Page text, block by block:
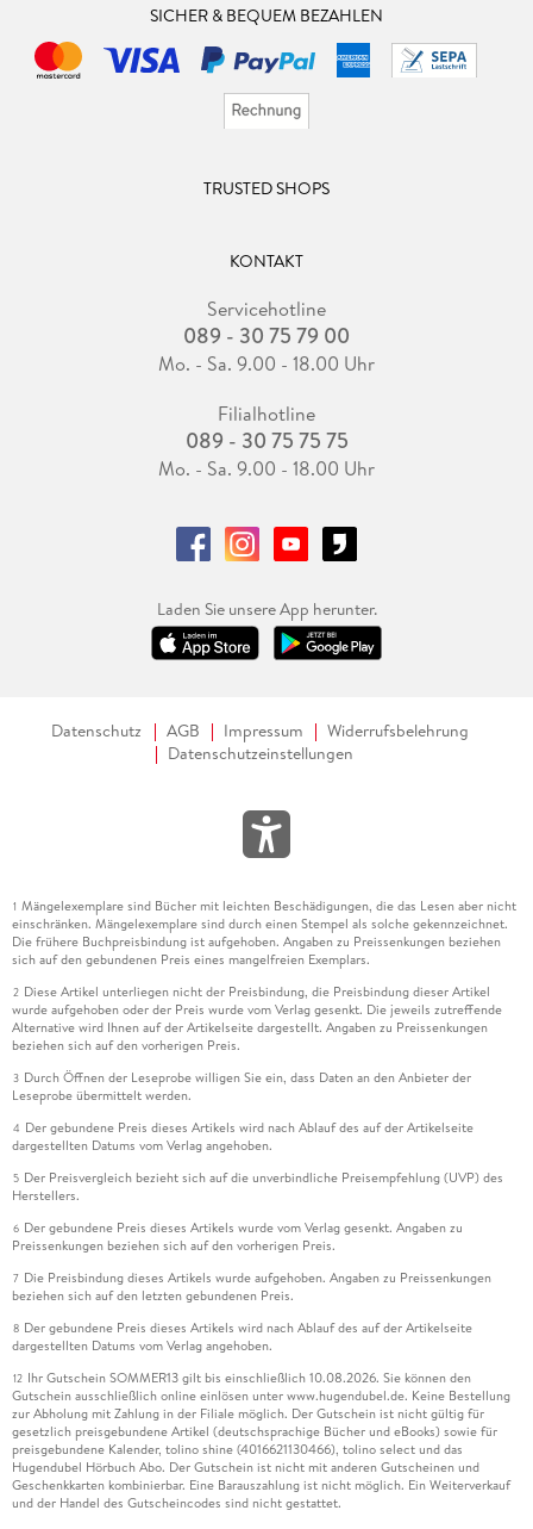
SICHER & BEQUEM BEZAHLEN
TRUSTED SHOPS
KONTAKT
Servicehotline
089 - 30 75 79 00
Mo. - Sa. 9.00 - 18.00 Uhr
Filialhotline
089 - 30 75 75 75
Mo. - Sa. 9.00 - 18.00 Uhr
Laden Sie unsere App herunter.
Datenschutz AGB Impressum
Widerrufsbelehrung
Datenschutzeinstellungen
1 Mängelexemplare sind Bücher mit leichten Beschädigungen, die das Lesen aber nicht
einschränken. Mängelexemplare sind durch einen Stempel als solche gekennzeichnet.
Die frühere Buchpreisbindung ist aufgehoben. Angaben zu Preissenkungen beziehen
sich auf den gebundenen Preis eines mangelfreien Exemplars.
2 Diese Artikel unterliegen nicht der Preisbindung, die Preisbindung dieser Artikel
wurde aufgehoben oder der Preis wurde vom Verlag gesenkt. Die jeweils zutreffende
Alternative wird Ihnen auf der Artikelseite dargestellt. Angaben zu Preissenkungen
beziehen sich auf den vorherigen Preis.
3 Durch Öffnen der Leseprobe willigen Sie ein, dass Daten an den Anbieter der
Leseprobe übermittelt werden.
4 Der gebundene Preis dieses Artikels wird nach Ablauf des auf der Artikelseite
dargestellten Datums vom Verlag angehoben.
5 Der Preisvergleich bezieht sich auf die unverbindliche Preisempfehlung (UVP) des
Herstellers.
6 Der gebundene Preis dieses Artikels wurde vom Verlag gesenkt. Angaben zu
Preissenkungen beziehen sich auf den vorherigen Preis.
7 Die Preisbindung dieses Artikels wurde aufgehoben. Angaben zu Preissenkungen
beziehen sich auf den letzten gebundenen Preis.
8 Der gebundene Preis dieses Artikels wird nach Ablauf des auf der Artikelseite
dargestellten Datums vom Verlag angehoben.
12 Ihr Gutschein SOMMER13 gilt bis einschließlich 10.08.2026. Sie können den
Gutschein ausschließlich online einlösen unter www.hugendubel.de. Keine Bestellung
zur Abholung mit Zahlung in der Filiale möglich. Der Gutschein ist nicht gültig für
gesetzlich preisgebundene Artikel (deutschsprachige Bücher und eBooks) sowie für
preisgebundene Kalender, tolino shine (4016621130466), tolino select und das
Hugendubel Hörbuch Abo. Der Gutschein ist nicht mit anderen Gutscheinen und
Geschenkkarten kombinierbar. Eine Barauszahlung ist nicht möglich. Ein Weiterverkauf
und der Handel des Gutscheincodes sind nicht gestattet.